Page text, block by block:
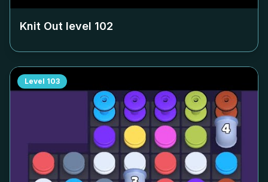
Knit Out level 102
Level 103